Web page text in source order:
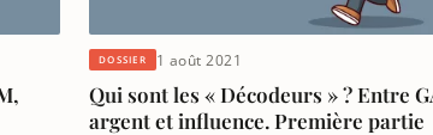
DOSSIER 1 août 2021
Qui sont les « Décodeurs » ? Entre
argent et influence. Première partie